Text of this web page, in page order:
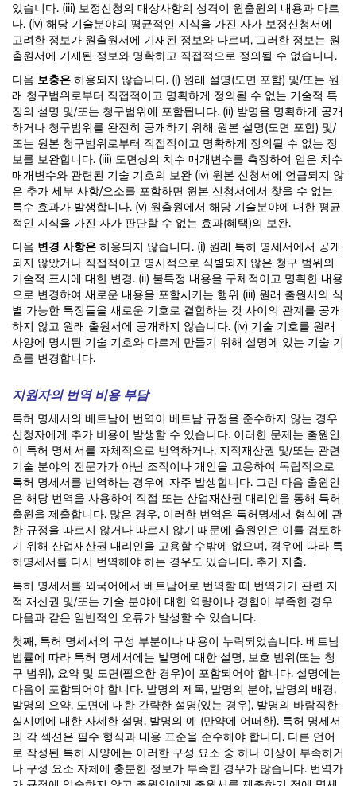
있습니다. (iii) 보정신청의 대상사항의 성격이 원출원의 내용과 다르
다. (iv) 해당 기술분야의 평균적인 지식을 가진 자가 보정신청서에
고려한 정보가 원출원서에 기재된 정보와 다르며, 그러한 정보는 원
출원서에 기재된 정보와 명확하고 직접적으로 정의될 수 없습니다.
다음 보충은 허용되지 않습니다. (i) 원래 설명(도면 포함) 및/또는 원
래 청구범위로부터 직접적이고 명확하게 정의될 수 없는 기술적 특
징의 설명 및/또는 청구범위에 포함됩니다. (ii) 발명을 명확하게 공개
하거나 청구범위를 완전히 공개하기 위해 원본 설명(도면 포함) 및/
또는 원본 청구범위로부터 직접적이고 명확하게 정의될 수 없는 정
보를 보완합니다. (iii) 도면상의 치수 매개변수를 측정하여 얻은 치수
매개변수와 관련된 기술 기호의 보완 (iv) 원본 신청서에 언급되지 않
은 추가 세부 사항/요소를 포함하면 원본 신청서에서 찾을 수 없는
특수 효과가 발생합니다. (v) 원출원에서 해당 기술분야에 대한 평균
적인 지식을 가진 자가 판단할 수 없는 효과(혜택)의 보완.
다음 변경 사항은 허용되지 않습니다. (i) 원래 특허 명세서에서 공개
되지 않았거나 직접적이고 명시적으로 식별되지 않은 청구 범위의
기술적 표시에 대한 변경. (ii) 불특정 내용을 구체적이고 명확한 내용
으로 변경하여 새로운 내용을 포함시키는 행위 (iii) 원래 출원서의 식
별 가능한 특징들을 새로운 기호로 결합하는 것 사이의 관계를 공개
하지 않고 원래 출원서에 공개하지 않습니다. (iv) 기술 기호를 원래
사양에 명시된 기술 기호와 다르게 만들기 위해 설명에 있는 기술 기
호를 변경합니다.
지원자의 번역 비용 부담
특허 명세서의 베트남어 번역이 베트남 규정을 준수하지 않는 경우
신청자에게 추가 비용이 발생할 수 있습니다. 이러한 문제는 출원인
이 특허 명세서를 자체적으로 번역하거나, 지적재산권 및/또는 관련
기술 분야의 전문가가 아닌 조직이나 개인을 고용하여 독립적으로
특허 명세서를 번역하는 경우에 자주 발생합니다. 그런 다음 출원인
은 해당 번역을 사용하여 직접 또는 산업재산권 대리인을 통해 특허
출원을 제출합니다. 많은 경우, 이러한 번역은 특허명세서 형식에 관
한 규정을 따르지 않거나 따르지 않기 때문에 출원인은 이를 검토하
기 위해 산업재산권 대리인을 고용할 수밖에 없으며, 경우에 따라 특
허명세서를 다시 번역해야 하는 경우도 있습니다. 추가 지출.
특허 명세서를 외국어에서 베트남어로 번역할 때 번역가가 관련 지
적 재산권 및/또는 기술 분야에 대한 역량이나 경험이 부족한 경우
다음과 같은 일반적인 오류가 발생할 수 있습니다.
첫째, 특허 명세서의 구성 부분이나 내용이 누락되었습니다. 베트남
법률에 따라 특허 명세서에는 발명에 대한 설명, 보호 범위(또는 청
구 범위), 요약 및 도면(필요한 경우)이 포함되어야 합니다. 설명에는
다음이 포함되어야 합니다. 발명의 제목, 발명의 분야, 발명의 배경,
발명의 요약, 도면에 대한 간략한 설명(있는 경우), 발명의 바람직한
실시예에 대한 자세한 설명, 발명의 예 (만약에 어떠한). 특허 명세서
의 각 섹션은 필수 형식과 내용 표준을 준수해야 합니다. 다른 언어
로 작성된 특허 사양에는 이러한 구성 요소 중 하나 이상이 부족하거
나 구성 요소 자체에 충분한 정보가 부족한 경우가 많습니다. 번역가